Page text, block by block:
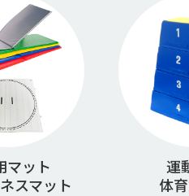
マット
スマット
運
体